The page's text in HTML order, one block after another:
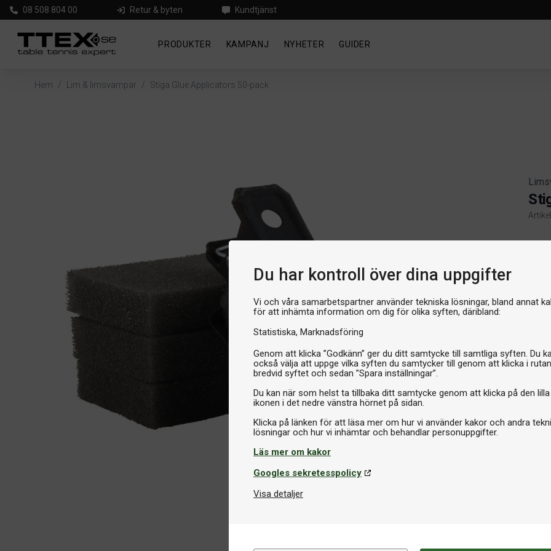
Du har kontroll över dina uppgifter
Vi och våra samarbetspartner använder tekniska lösningar, bland annat
för att inhämta information om dig för olika syften, däribland:
Statistiska Marknadsföring
Genom att klicka ”Godkänn” ger du ditt samtycke till samtliga syften. Du
också välja att uppge vilka syften du samtycker till genom att klicka i rutan
bredvid syftet och sedan ”Spara inställningar”.
Du kan när som helst ta tillbaka ditt samtycke genom att klicka på den lilla
ikonen i det nedre vänstra hörnet på sidan.
Klicka på länken för att läsa mer om hur vi använder kakor och andra
Läs mer om kakor
Googles sekretesspolicy
Visa detaljer
08 508 804 00 Retur & byten Kundtjänst
PRODUKTER KAMPANJ NYHETER GUIDER
Hem / Lim & limsvampar / Stiga Glue Applicators 50-pack